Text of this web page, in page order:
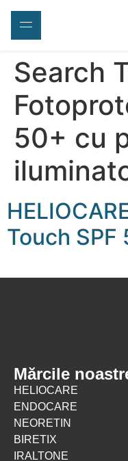
Search
50+ cu
Touch SPF
Mărcile
HELIOCARE
ENDOCARE
NEORETIN
BIRETIX
IRALTONE